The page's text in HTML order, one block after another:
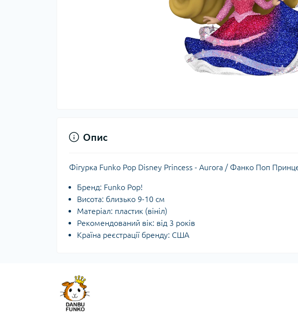
Опис
Фігурка Funko Pop Disney Princess - Aurora / Фанко Поп
Бренд: Funko Pop!
Висота: близько 9-10 см
Матеріал: пластик (вініл)
Рекомендований вік: від 3 років
Країна реєстрації бренду: США